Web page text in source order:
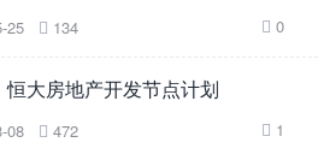
25  134  0
恒大房地产开发节点计划
08  472  1